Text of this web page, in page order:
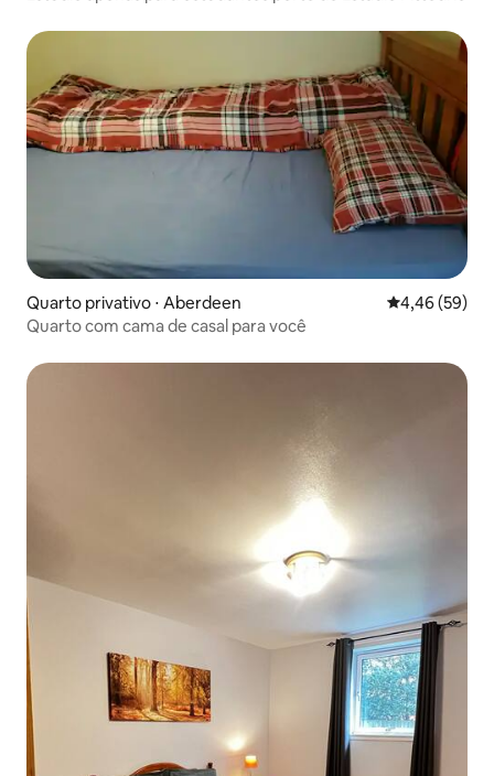
Quarto privativo ⋅ Aberdeen 4,46 de uma
4,46 (59)
Quarto com cama de casal para você